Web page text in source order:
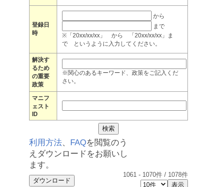
登録日
時
から
まで
※「20xx/xx/xx」 から 「20xx/xx/xx」ま
で というように入力してください。
解決す
るため
の重要
政策
※関心のあるキーワード、政策をご記入くだ
さい。
マニフ
ェスト
ID
利用方法、 FAQを閲覧のう
えダウンロードをお願いし
ます。
1061 - 1070件 / 1078件